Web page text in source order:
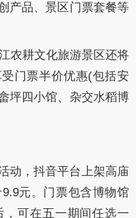
产品、景区门票套餐等
农耕文化旅游景区还将
门票半价优惠(包括安
坪四小馆、杂交水稻博
动，抖音平台上架高庙
元。门票包含博物馆
可在五一期间任选一